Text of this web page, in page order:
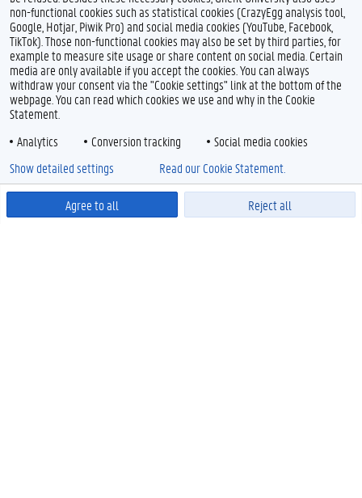
non-functional cookies such as statistical cookies (CrazyEgg analysis tool,
Google, Hotjar, Piwik Pro) and social media cookies (YouTube, Facebook,
TikTok). Those non-functional cookies may also be set by third parties, for
example to measure site usage or share content on social media. Certain
media are only available if you accept the cookies. You can always
withdraw your consent via the "Cookie settings" link at the bottom of the
webpage. You can read which cookies we use and why in the Cookie
Statement.
Analytics
Conversion tracking Social media cookies
Agree to all Reject all
Show detailed settings Read our Cookie Statement.